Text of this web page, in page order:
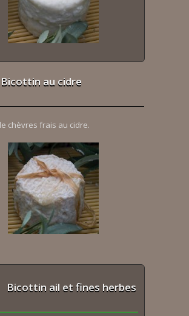
Bicottin au cidre
chèvres frais au cidre.
Bicottin ail et fines herbes